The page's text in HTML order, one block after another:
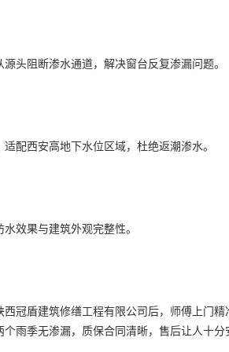
头阻断渗水通道，解决窗台反复渗漏问题。
配西安高地下水位区域，杜绝返潮渗水。
效果与建筑外观完整性。
冠盾建筑修缮工程有限公司后，师傅上门精
雨季无渗漏，质保合同清晰，售后让人十分